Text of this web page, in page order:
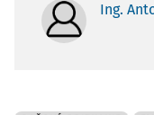
Ing.